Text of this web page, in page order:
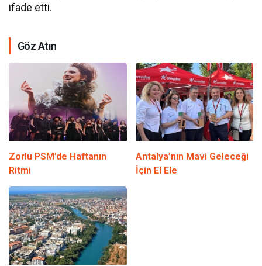
ifade etti.
Göz Atın
Zorlu PSM’de Haftanın
Ritmi
Antalya’nın Mavi Geleceği
İçin El Ele